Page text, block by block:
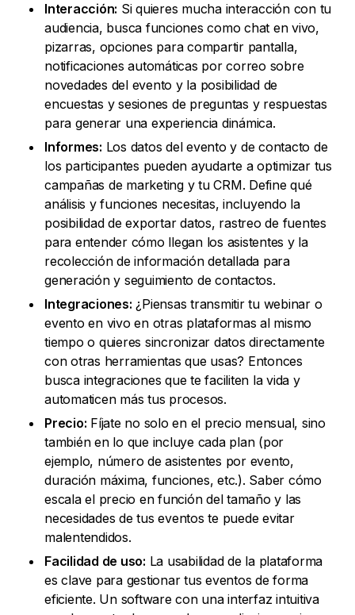
Interacción: Si quieres mucha interacción con tu
audiencia, busca funciones como chat en vivo,
pizarras, opciones para compartir pantalla,
notificaciones automáticas por correo sobre
novedades del evento y la posibilidad de
encuestas y sesiones de preguntas y respuestas
para generar una experiencia dinámica.
Informes: Los datos del evento y de contacto de
los participantes pueden ayudarte a optimizar tus
campañas de marketing y tu CRM. Define qué
análisis y funciones necesitas, incluyendo la
posibilidad de exportar datos, rastreo de fuentes
para entender cómo llegan los asistentes y la
recolección de información detallada para
generación y seguimiento de contactos.
Integraciones: ¿Piensas transmitir tu webinar o
evento en vivo en otras plataformas al mismo
tiempo o quieres sincronizar datos directamente
con otras herramientas que usas? Entonces
busca integraciones que te faciliten la vida y
automaticen más tus procesos.
Precio: Fíjate no solo en el precio mensual, sino
también en lo que incluye cada plan (por
ejemplo, número de asistentes por evento,
duración máxima, funciones, etc.). Saber cómo
escala el precio en función del tamaño y las
necesidades de tus eventos te puede evitar
malentendidos.
Facilidad de uso: La usabilidad de la plataforma
es clave para gestionar tus eventos de forma
eficiente. Un software con una interfaz intuitiva